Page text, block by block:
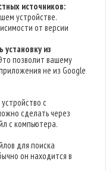
источников:
устройстве.
от версии
установку из
позволит вашему
не из Google
с
сделать через
с компьютера.
для поиска
он находится в